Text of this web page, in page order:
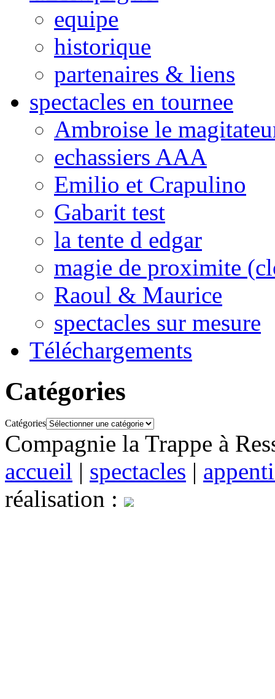
equipe
historique
partenaires & liens
spectacles en tournee
Ambroise le
echassiers AAA
Emilio et Crapulino
Gabarit test
la tente d edgar
magie de proximite
Raoul & Maurice
spectacles sur mesure
Téléchargements
Catégories
Catégories
Compagnie la Trappe à
accueil | spectacles |
réalisation :